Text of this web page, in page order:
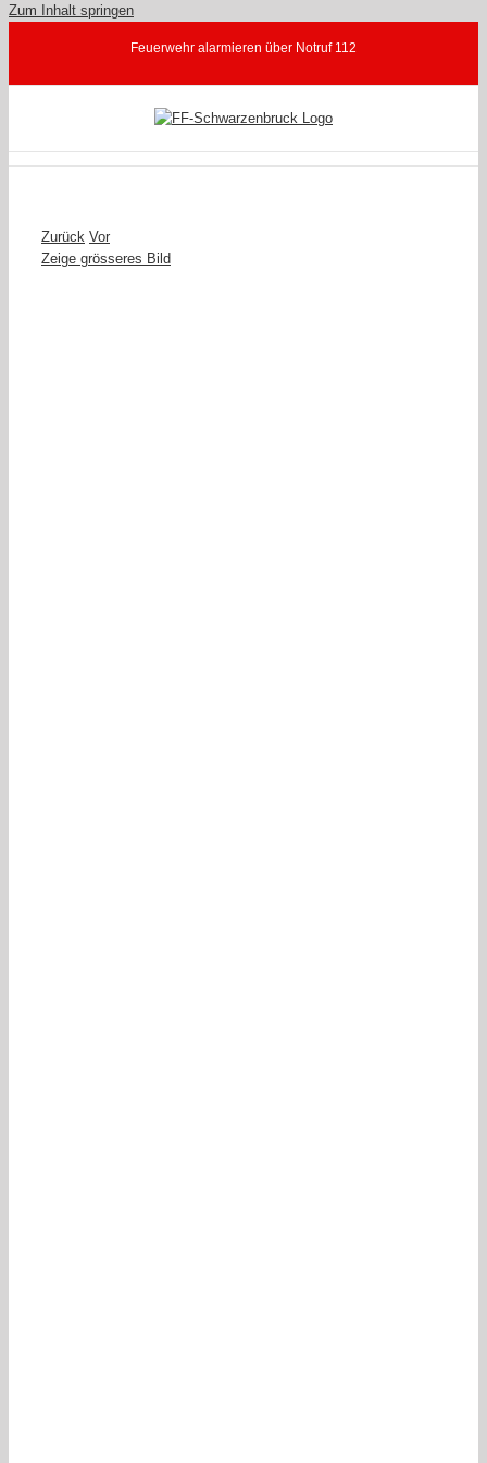
Zum Inhalt springen
Feuerwehr alarmieren über Notruf 112
Zurück Vor
Zeige grösseres Bild